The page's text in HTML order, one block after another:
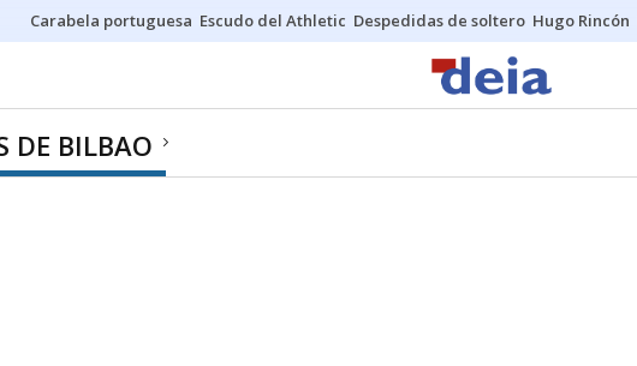
Carabela portuguesa Escudo del Athletic Despedidas de soltero Hugo Rincón
DE BILBAO